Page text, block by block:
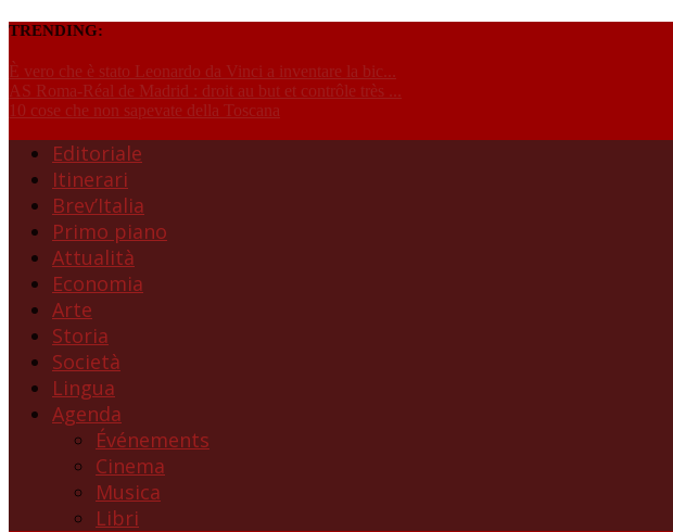
TRENDING:
È vero che è stato Leonardo da Vinci a inventare la bic...
AS Roma-Réal de Madrid : droit au but et contrôle très ...
10 cose che non sapevate della Toscana
Editoriale
Itinerari
Brev’Italia
Primo piano
Attualità
Economia
Arte
Storia
Società
Lingua
Agenda
Événements
Cinema
Musica
Libri